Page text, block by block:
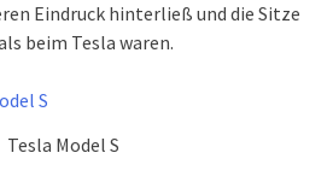
Eindruck hinterließ und die Sitze
beim Tesla waren.
Tesla Model S